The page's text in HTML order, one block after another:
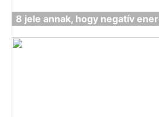
8 jele annak, hogy negatív